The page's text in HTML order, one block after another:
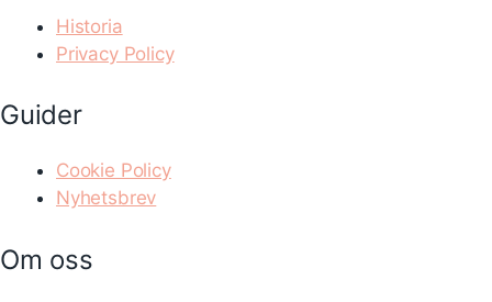
Historia
Privacy Policy
Guider
Cookie Policy
Nyhetsbrev
Om oss